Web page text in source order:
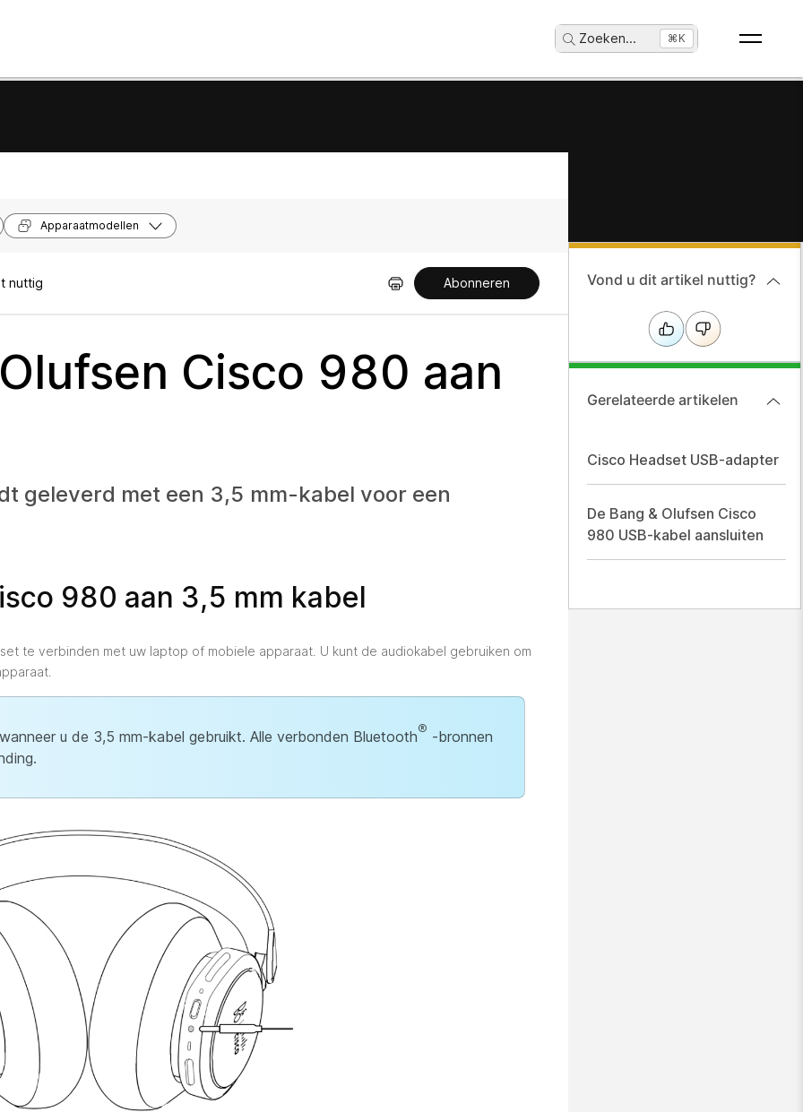
Zoeken... ⌘K
Apparaatmodellen
nuttig Abonneren
Cisco 980 aan
geleverd met een 3,5 mm-kabel voor een
980 aan 3,5 mm kabel
te verbinden met uw laptop of mobiele apparaat. U kunt de audiokabel gebruiken om
u de 3,5 mm-kabel gebruikt. Alle verbonden Bluetooth® -bronnen
Vond u dit artikel nuttig?
Gerelateerde artikelen
Cisco Headset USB-adapter
De Bang & Olufsen Cisco
980 USB-kabel aansluiten